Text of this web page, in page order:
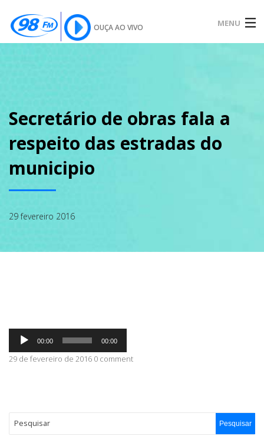
OUÇA AO VIVO MENU
SOBRE
NOTÍCIAS
CONTATO
Secretário de obras fala a
respeito das estradas do
municipio
29 fevereiro 2016
Tocador
áudio
00:00 00:00
29 de fevereiro de 2016 0 comment